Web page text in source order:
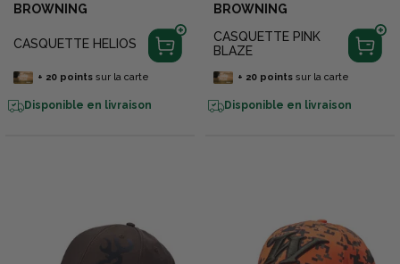
BROWNING
CASQUETTE HELIOS
+ 20pointssur la carte
Disponible en livraison
BROWNING
CASQUETTE PINK
BLAZE
+ 20pointssur la carte
Disponible en livraison